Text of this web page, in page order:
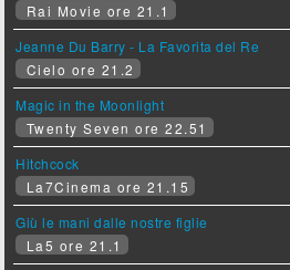
Rai Movie ore 21.1
Jeanne Du Barry - La Favorita del Re
Cielo ore 21.2
Magic in the Moonlight
Twenty Seven ore 22.51
Hitchcock
La7Cinema ore 21.15
Giù le mani dalle nostre figlie
La5 ore 21.1